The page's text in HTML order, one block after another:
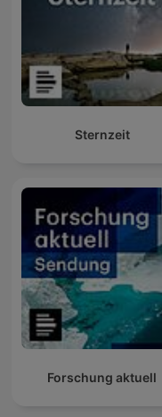
Sternzeit
Forschung aktuell